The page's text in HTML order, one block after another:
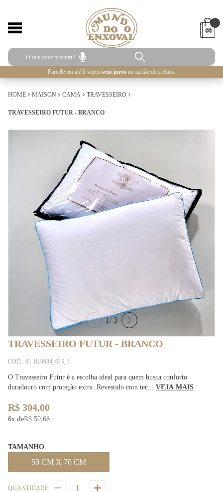
Parcele em até 6 vezes sem juros no cartão de crédito.
HOME MAISON CAMA TRAVESSEIRO
TRAVESSEIRO FUTUR - BRANCO
1/3
TRAVESSEIRO FUTUR - BRANCO
CÓD.: 01.18.0034_015_1
O Travesseiro Futur é a escolha ideal para quem busca conforto
duradouro com proteção extra. Revestido com tec... VEJA MAIS
R$ 304,00
6x deR$ 50,66
TAMANHO
50 CM X 70 CM
QUANTIDADE: